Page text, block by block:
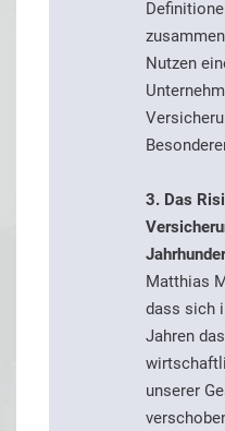
Nutzen
3. Das
Matthias
dass sich
Jahren
unserer